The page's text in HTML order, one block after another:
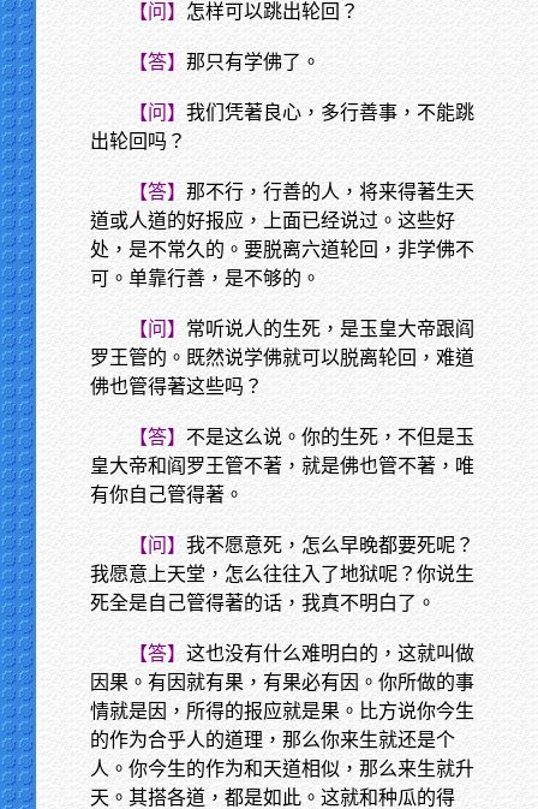
【问】 怎样可以跳出轮回？
【答】 那只有学佛了。
【问】 我们凭著良心，多行善事，不能跳
出轮回吗？
【答】 那不行，行善的人，将来得著生天
道或人道的好报应，上面已经说过。这些好
处，是不常久的。要脱离六道轮回，非学佛不
可。单靠行善，是不够的。
【问】 常听说人的生死，是玉皇大帝跟阎
罗王管的。既然说学佛就可以脱离轮回，难道
佛也管得著这些吗？
【答】 不是这么说。你的生死，不但是玉
皇大帝和阎罗王管不著，就是佛也管不著，唯
有你自己管得著。
【问】 我不愿意死，怎么早晚都要死呢？
我愿意上天堂，怎么往往入了地狱呢？你说生
死全是自己管得著的话，我真不明白了。
【答】 这也没有什么难明白的，这就叫做
因果。有因就有果，有果必有因。你所做的事
情就是因，所得的报应就是果。比方说你今生
的作为合乎人的道理，那么你来生就还是个
人。你今生的作为和天道相似，那么来生就升
天。其搭各道，都是如此。这就和种瓜的得